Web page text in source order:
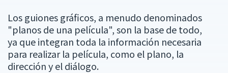
Los guiones gráficos, a menudo denominados
"planos de una película", son la base de todo,
ya que integran toda la información necesaria
para realizar la película, como el plano, la
dirección y el diálogo.